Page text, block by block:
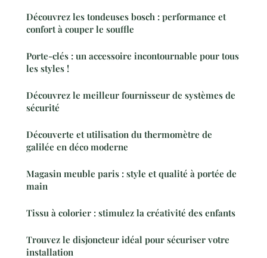
Découvrez les tondeuses bosch : performance et
confort à couper le souffle
Porte-clés : un accessoire incontournable pour tous
les styles !
Découvrez le meilleur fournisseur de systèmes de
sécurité
Découverte et utilisation du thermomètre de
galilée en déco moderne
Magasin meuble paris : style et qualité à portée de
main
Tissu à colorier : stimulez la créativité des enfants
Trouvez le disjoncteur idéal pour sécuriser votre
installation